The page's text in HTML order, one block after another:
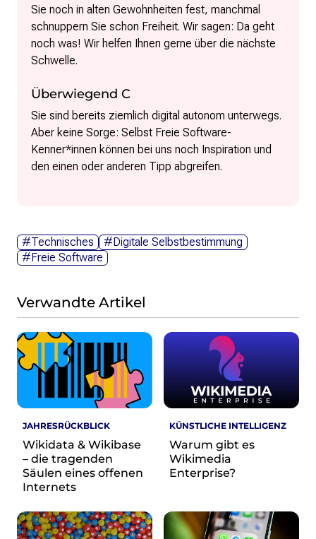
Sie noch in alten Gewohnheiten fest, manchmal
schnuppern Sie schon Freiheit. Wir sagen: Da geht
noch was! Wir helfen Ihnen gerne über die nächste
Schwelle.
Überwiegend C
Sie sind bereits ziemlich digital autonom unterwegs.
Aber keine Sorge: Selbst Freie Software-
Kenner*innen können bei uns noch Inspiration und
den einen oder anderen Tipp abgreifen.
#Technisches
#Digitale Selbstbestimmung
#Freie Software
Verwandte Artikel
JAHRESRÜCKBLICK
Wikidata & Wikibase
– die tragenden
Säulen eines offenen
Internets
KÜNSTLICHE INTELLIGENZ
Warum gibt es
Wikimedia
Enterprise?